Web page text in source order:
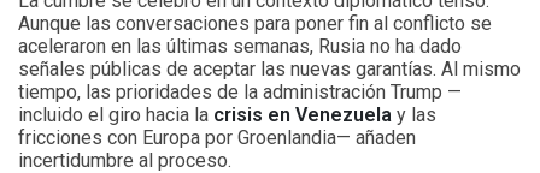
Aunque las conversaciones para poner fin al conflicto se
aceleraron en las últimas semanas, Rusia no ha dado
señales públicas de aceptar las nuevas garantías. Al mismo
tiempo, las prioridades de la administración Trump —
incluido el giro hacia la crisis en Venezuela y las
fricciones con Europa por Groenlandia— añaden
incertidumbre al proceso.